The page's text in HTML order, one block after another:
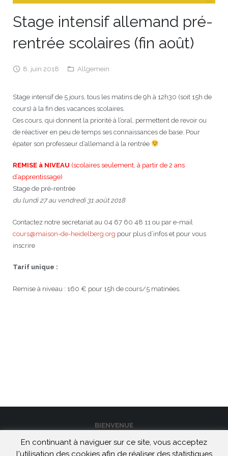
Niveaux de base
Perfectionnement
Cours thématiques
Formation professionnelle
Cours enfants / ados
Cours particuliers
Stages intensifs
Inscriptions et tarifs
Tandem linguistique
Infos profs d’allemand
Matériel pédagogique
Formation des enseignants
Infos pour les parents
Section Internationale Allemand
Cercle de lecture
Onleihe – Prêt en ligne
écolotude
Conseil de mobilité
Coaching individuel
Volontariat écologique
Opportunités
Petites annonces
Rédiger une annonce
Classe@Klasse
Inscription pour les classes françaises
Inscription à notre newsletter
Notre équipe
Equipe de Montpellier
Equipe de Heidelberg
Jumelage Heidelberg / Montpellier
50 ans en 2016
Plan d’accès
Partenaires institutionnels
Coopérations culturelles et pédagogiques
Réseaux franco-allemands en LR
Liens utiles
JEU
Les Mystères de Heidelberg
99Ballons
Stage intensif allemand pré-
rentrée scolaires (fin août)
8. juin 2018 Allgemein
Stage intensif de 5 jours, tous les matins de 9h à 12h30 (soit 15h de
cours) à la fin des vacances scolaires.
Ces cours, qui donnent la priorité à l’oral, permettent de revoir ou
de réactiver en peu de temps ses connaissances de base. Pour
épater son professeur d’allemand à la rentrée
REMISE à NIVEAU (scolaires seulement, à partir de 2 ans
d’apprentissage)
Stage de pré-rentrée
du lundi 27 au vendredi 31 août 2018
Contactez notre secretariat au 04 67 60 48 11 ou par e-mail
cours@maison-de-heidelberg.org pour plus d’infos et pour vous
inscrire
Tarif unique :
Remise à niveau : 160 € pour 15h de cours/5 matinées.
BIENVENUE
CONTACT
En continuant à naviguer sur ce site, vous acceptez
l'utilisation des cookies afin de réaliser des statistiques